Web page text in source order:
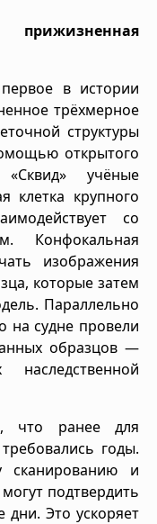
в истории
трёхмерное
структуры
открытого
«Сквид» учёные
клетка крупного
со
Конфокальная
изображения
которые затем
Параллельно
на судне провели
образцов —
что ранее для
годы.
сканированию и
подтвердить
дни. Это ускоряет